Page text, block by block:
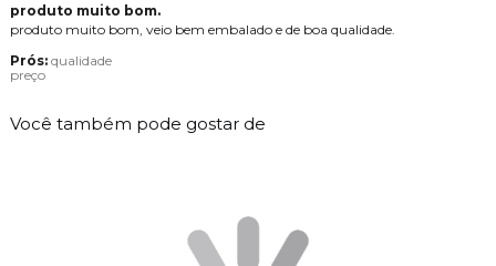
produto muito bom.
produto muito bom, veio bem embalado e de boa qualidade.
Prós: qualidade
preço
Você também pode gostar de